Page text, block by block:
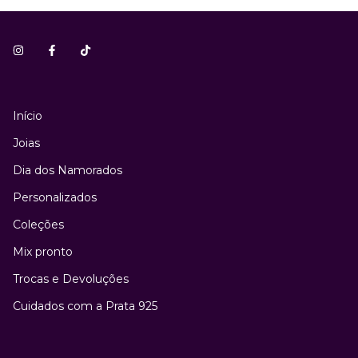
Início
Joias
Dia dos Namorados
Personalizados
Coleções
Mix pronto
Trocas e Devoluções
Cuidados com a Prata 925